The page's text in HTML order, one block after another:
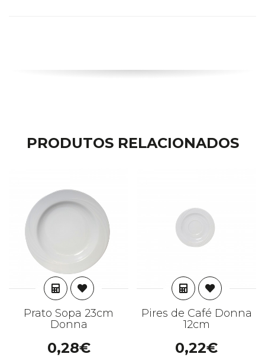
PRODUTOS RELACIONADOS
ADICIONAR
Prato Sopa 23cm
Donna
0,28€
ADICIONAR
Pires de Café Donna
12cm
0,22€